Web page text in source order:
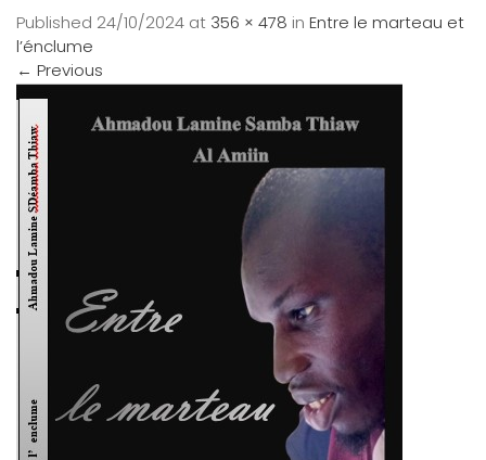
Published 24/10/2024 at 356 × 478 in Entre le marteau et
l’énclume
← Previous